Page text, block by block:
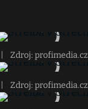
Zdroj: profimedia.cz
Zdroj: profimedia.cz